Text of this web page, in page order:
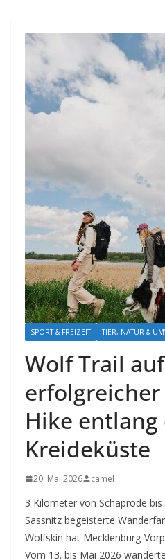
SPORT & FREIZEIT TIER, NATUR &
Wolf Trail
Hike entlang
Kreideküste
20. Mai 2026 camel
3 Kilometer von Schaprode
Sassnitz begeisterte
Wolfskin hat Mecklenburg-
Vom 13. bis Mai 2026